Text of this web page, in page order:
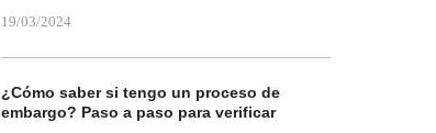
19/03/2024
¿Cómo saber si tengo un proceso de
embargo? Paso a paso para verificar